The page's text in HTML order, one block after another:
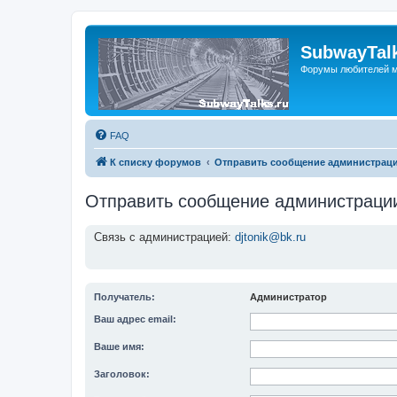
Форумы любителей
FAQ
К списку форумов Отправить сообщение
Отправить сообщение
Связь с администрацией: djtonik@bk.ru
Получатель: Администратор
Ваш адрес email:
Ваше имя:
Заголовок: